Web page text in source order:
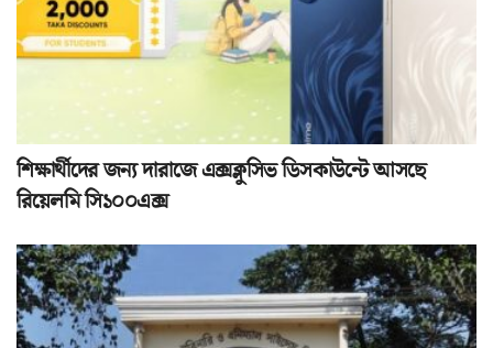
শিক্ষার্থীদের জন্য দারাজে এক্সক্লুসিভ ডিসকাউন্টে আসছে
রিয়েলমি সি১০০এক্স